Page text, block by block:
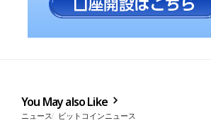
You May also Like
ニュース ビットコインニュース